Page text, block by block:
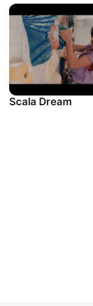
Scala Dream